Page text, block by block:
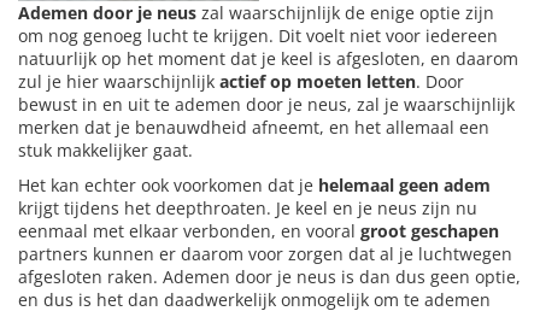
Ademen door je neus zal waarschijnlijk de enige optie zijn
om nog genoeg lucht te krijgen. Dit voelt niet voor iedereen
natuurlijk op het moment dat je keel is afgesloten, en daarom
zul je hier waarschijnlijk actief op moeten letten. Door
bewust in en uit te ademen door je neus, zal je waarschijnlijk
merken dat je benauwdheid afneemt, en het allemaal een
stuk makkelijker gaat.
Het kan echter ook voorkomen dat je helemaal geen adem
krijgt tijdens het deepthroaten. Je keel en je neus zijn nu
eenmaal met elkaar verbonden, en vooral groot geschapen
partners kunnen er daarom voor zorgen dat al je luchtwegen
afgesloten raken. Ademen door je neus is dan dus geen optie,
en dus is het dan daadwerkelijk onmogelijk om te ademen